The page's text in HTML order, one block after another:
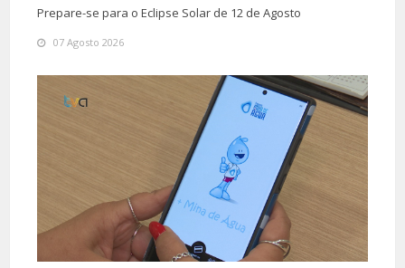
Prepare-se para o Eclipse Solar de 12 de Agosto
07 Agosto 2026